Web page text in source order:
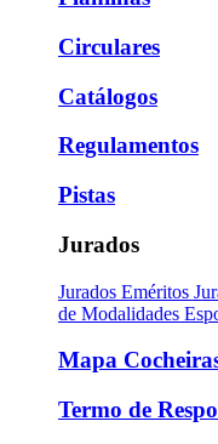
Circulares
Catálogos
Regulamentos
Pistas
Jurados
Jurados Eméritos
de Modalidades
Mapa
Termo de